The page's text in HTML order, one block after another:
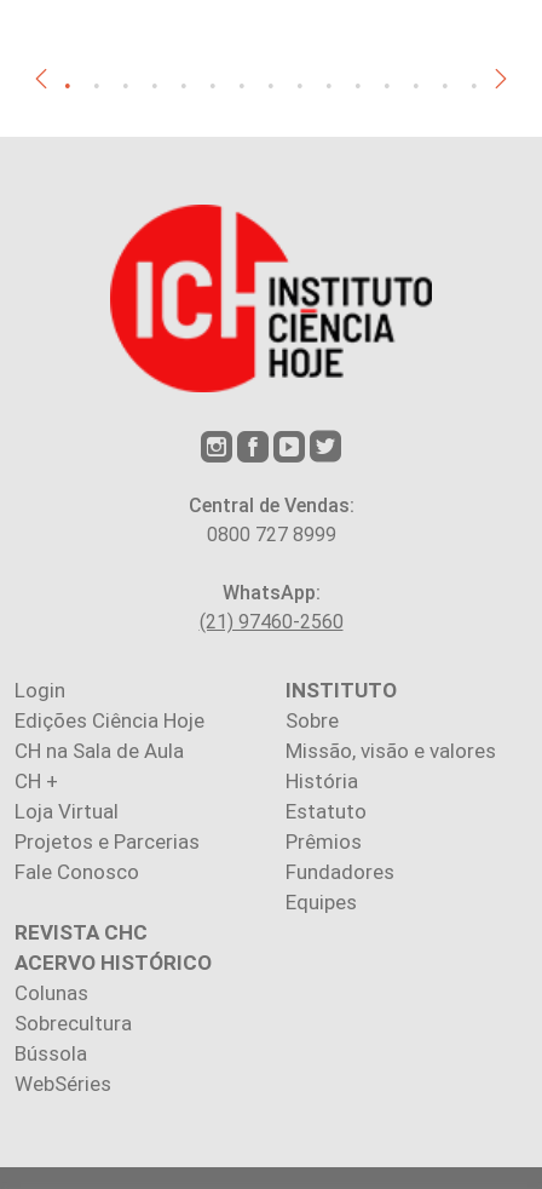
Central de Vendas:
0800 727 8999
WhatsApp:
(21) 97460-2560
Login
Edições Ciência Hoje
CH na Sala de Aula
CH +
Loja Virtual
Projetos e Parcerias
Fale Conosco
INSTITUTO
Sobre
Missão, visão e valores
História
Estatuto
Prêmios
Fundadores
Equipes
REVISTA CHC
ACERVO HISTÓRICO
Colunas
Sobrecultura
Bússola
WebSéries